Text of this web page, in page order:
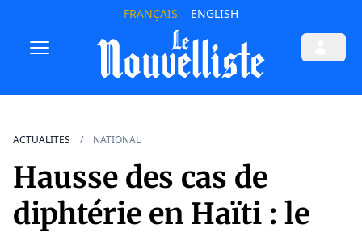
FRANÇAIS ENGLISH
ACTUALITES NATIONAL
Hausse des cas de
diphtérie en Haïti : le